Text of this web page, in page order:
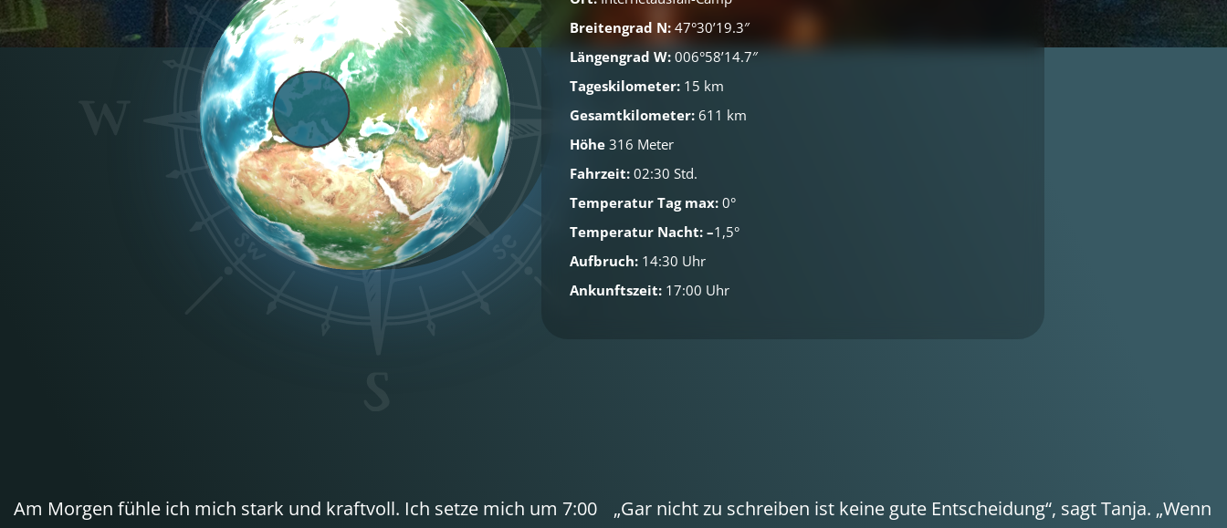
Breitengrad N: 47°30’19.3″
Längengrad W: 006°58’14.7″
Tageskilometer: 15 km
Gesamtkilometer: 611 km
Höhe 316 Meter
Fahrzeit: 02:30 Std.
Temperatur Tag max: 0°
Temperatur Nacht: –1,5°
Aufbruch: 14:30 Uhr
Ankunftszeit: 17:00 Uhr
Am Morgen fühle ich mich stark und kraftvoll. Ich setze mich um 7:00
„Gar nicht zu schreiben ist keine gute Entscheidung“, sagt Tanja. „Wenn